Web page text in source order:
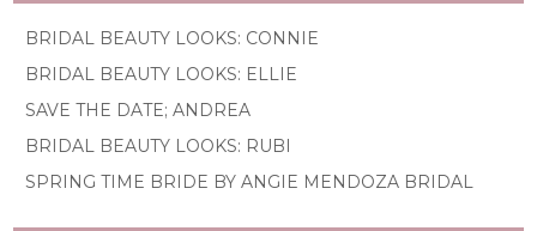
BRIDAL BEAUTY LOOKS: CONNIE
BRIDAL BEAUTY LOOKS: ELLIE
SAVE THE DATE; ANDREA
BRIDAL BEAUTY LOOKS: RUBI
SPRING TIME BRIDE BY ANGIE MENDOZA BRIDAL